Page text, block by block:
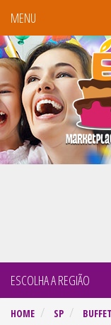
MENU
ESCOLHA A REGIÃO
HOME SP